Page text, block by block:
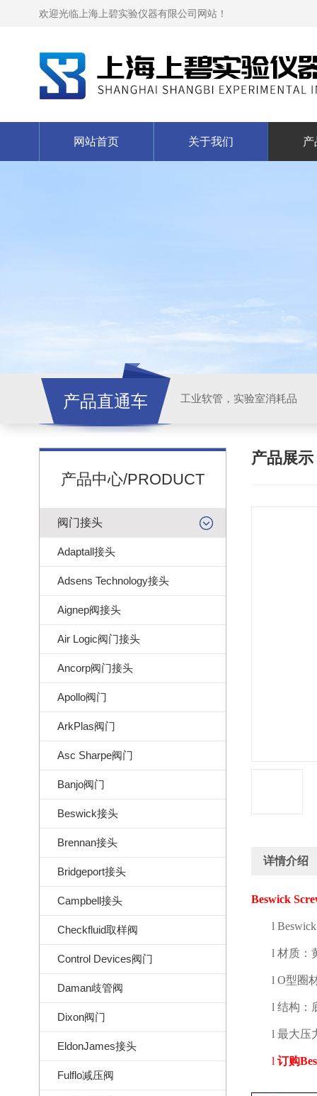
欢迎光临上海上碧实验仪器有限公司网站！
网站首页 关于我们 产
产品直通车 工业软管，实验室消耗品
产品中心/PRODUCT
阀门接头
Adaptall接头
Adsens Technology接头
Aignep阀接头
Air Logic阀门接头
Ancorp阀门接头
Apollo阀门
ArkPlas阀门
Asc Sharpe阀门
Banjo阀门
Beswick接头
Brennan接头
Bridgeport接头
Campbell接头
Checkfluid取样阀
Control Devices阀门
Daman歧管阀
Dixon阀门
EldonJames接头
Fulflo减压阀
产品展示
详情介绍
Beswick
l
l 材质：
l O型圈
l 结构：
l 最大压
l 订购